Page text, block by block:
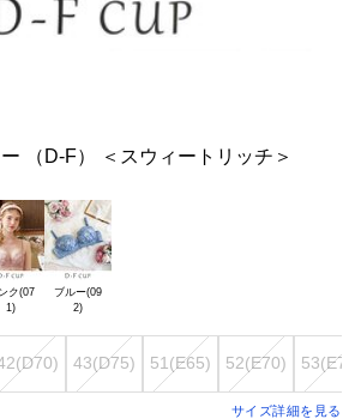
（D-F） ＜スウィートリッチ＞
ク(07
ブルー(09
43(D75) 51(E65) 52(E70) 53(E75)
サイズ詳細を見る